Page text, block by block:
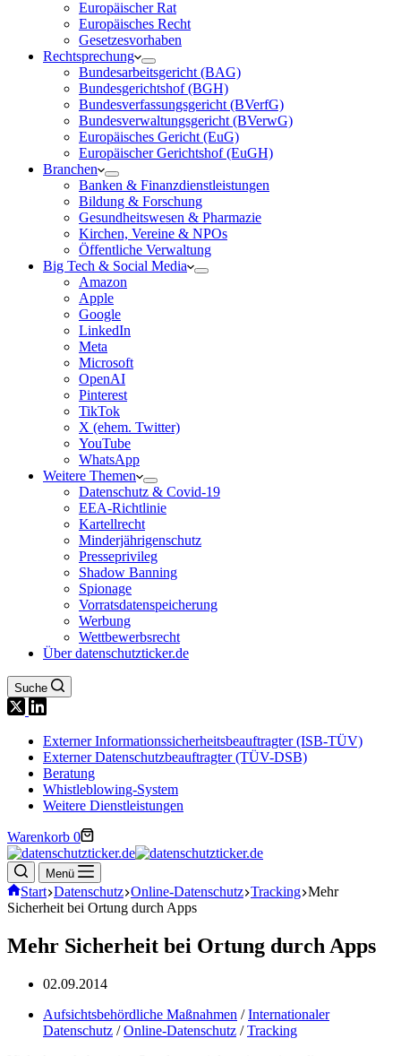
Europäischer Rat
Europäisches Recht
Gesetzesvorhaben
Rechtsprechung
Bundesarbeitsgericht (BAG)
Bundesgerichtshof (BGH)
Bundesverfassungsgericht (BVerfG)
Bundesverwaltungsgericht (BVerwG)
Europäisches Gericht (EuG)
Europäischer Gerichtshof (EuGH)
Branchen
Banken & Finanzdienstleistungen
Bildung & Forschung
Gesundheitswesen & Pharmazie
Kirchen, Vereine & NPOs
Öffentliche Verwaltung
Big Tech & Social Media
Amazon
Apple
Google
LinkedIn
Meta
Microsoft
OpenAI
Pinterest
TikTok
X (ehem. Twitter)
YouTube
WhatsApp
Weitere Themen
Datenschutz & Covid-19
EEA-Richtlinie
Kartellrecht
Minderjährigenschutz
Presseprivileg
Shadow Banning
Spionage
Vorratsdatenspeicherung
Werbung
Wettbewerbsrecht
Über datenschutzticker.de
Suche
Externer Informationssicherheitsbeauftragter (ISB-TÜV)
Externer Datenschutzbeauftragter (TÜV-DSB)
Beratung
Whistleblowing-System
Weitere Dienstleistungen
Warenkorb 0
Menü
Start Datenschutz Online-Datenschutz Tracking Mehr
Sicherheit bei Ortung durch Apps
Mehr Sicherheit bei Ortung durch Apps
02.09.2014
Aufsichtsbehördliche Maßnahmen /Internationaler
Datenschutz /Online-Datenschutz /Tracking